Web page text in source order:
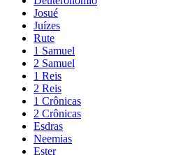
Josué
Juízes
Rute
1 Samuel
2 Samuel
1 Reis
2 Reis
1 Crônicas
2 Crônicas
Esdras
Neemias
Ester